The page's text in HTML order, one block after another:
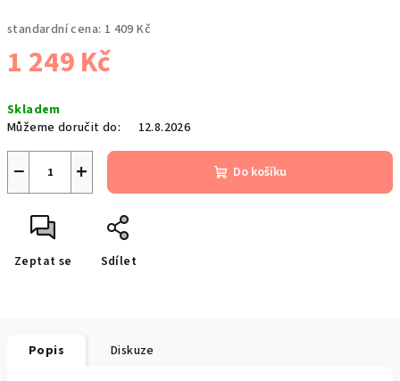
standardní cena: 1 409 Kč
1 249 Kč
cena:
Skladem
Můžeme doručit do:
12.8.2026
+
− Do košíku
Zeptat se Sdílet
Popis Diskuze